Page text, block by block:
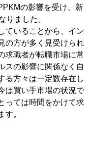
の影響を受け、新
りました。
ていることから、イン
の方が多く見受けられ
求職者が転職市場に常
スの影響に関係なく自
る方々は一定数存在し
は買い手市場の状況で
っては時間をかけて求
す。